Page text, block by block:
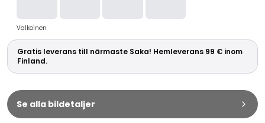
Audi
BMW
Kia
Mercedes-Benz
Polestar
Skoda
Tesla
Toyota
Valkoinen
Gratis leverans till närmaste Saka! Hemleverans 99 € inom
Finland.
Se alla bildetaljer